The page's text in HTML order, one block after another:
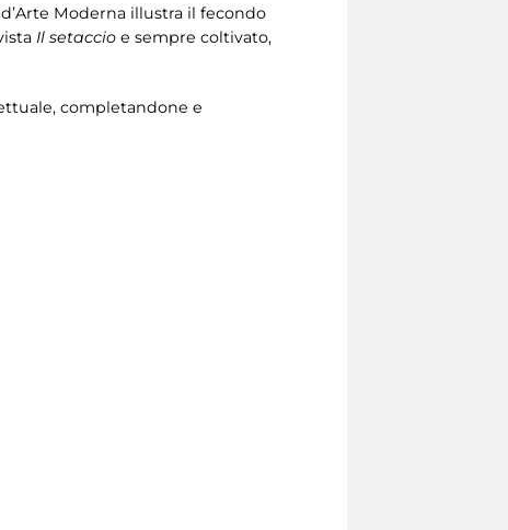
Moderna illustra il fecondo
Il setaccio e sempre coltivato,
completandone e